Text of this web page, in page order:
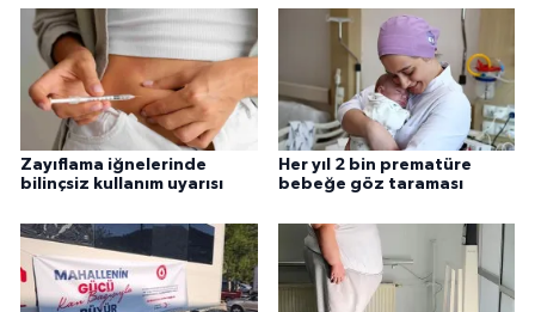
Zayıflama iğnelerinde
bilinçsiz kullanım uyarısı
Her yıl 2 bin prematüre
bebeğe göz taraması